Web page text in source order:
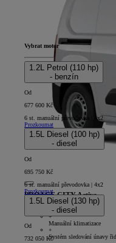
PROACE CITY Active
4D - Panel Van Short
+
Manuální klimatizace
+
Systém sledování únavy
Vybrat motor
1.2L Petrol (110 hp)
- benzín
Od
677 600 Kč
6 st. manuální převodovka | 4x2
Prozkoumat
1.5L Diesel (100 hp)
- diesel
Od
695 750 Kč
6 st. manuální převodovka | 4x2
Prozkoumat
1.5L Diesel (130 hp)
- diesel
Od
732 050 Kč